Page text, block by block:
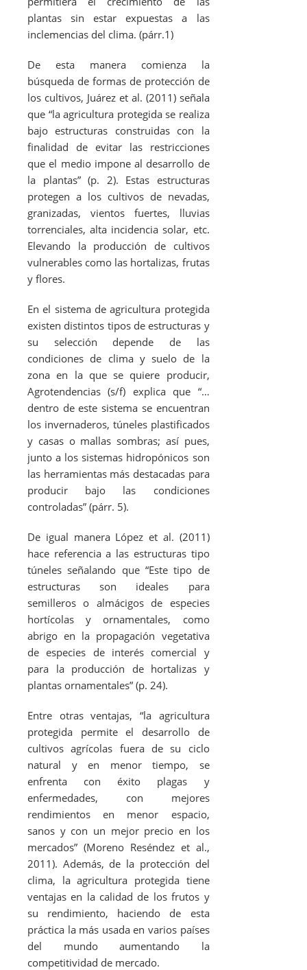
plantas sin estar expuestas a las
inclemencias del clima. (párr.1)
De esta manera comienza la
búsqueda de formas de protección de
los cultivos, Juárez et al. (2011) señala
que “la agricultura protegida se realiza
bajo estructuras construidas con la
finalidad de evitar las restricciones
que el medio impone al desarrollo de
la plantas” (p. 2). Estas estructuras
protegen a los cultivos de nevadas,
granizadas, vientos fuertes, lluvias
torrenciales, alta incidencia solar, etc.
Elevando la producción de cultivos
vulnerables como las hortalizas, frutas
y flores.
En el sistema de agricultura protegida
existen distintos tipos de estructuras y
su selección depende de las
condiciones de clima y suelo de la
zona en la que se quiere producir,
Agrotendencias (s/f) explica que “…
dentro de este sistema se encuentran
los invernaderos, túneles plastificados
y casas o mallas sombras; así pues,
junto a los sistemas hidropónicos son
las herramientas más destacadas para
producir bajo las condiciones
controladas” (párr. 5).
De igual manera Lópezet al. (2011)
hace referencia a las estructuras tipo
túneles señalando que “Este tipo de
estructuras son ideales para
semilleros o almácigos de especies
hortícolas y ornamentales, como
abrigo en la propagación vegetativa
de especies de interés comercial y
para la producción de hortalizas y
plantas ornamentales” (p. 24).
Entre otras ventajas, “la agricultura
protegida permite el desarrollo de
cultivos agrícolas fuera de su ciclo
natural y en menor tiempo, se
enfrenta con éxito plagas y
enfermedades, con mejores
rendimientos en menor espacio,
sanos y con un mejor precio en los
mercados” (Moreno Reséndez et al.,
2011). Además, de la protección del
clima, la agricultura protegida tiene
ventajas en la calidad de los frutos y
su rendimiento, haciendo de esta
práctica la más usada en varios países
del mundo aumentando la
competitividad de mercado.